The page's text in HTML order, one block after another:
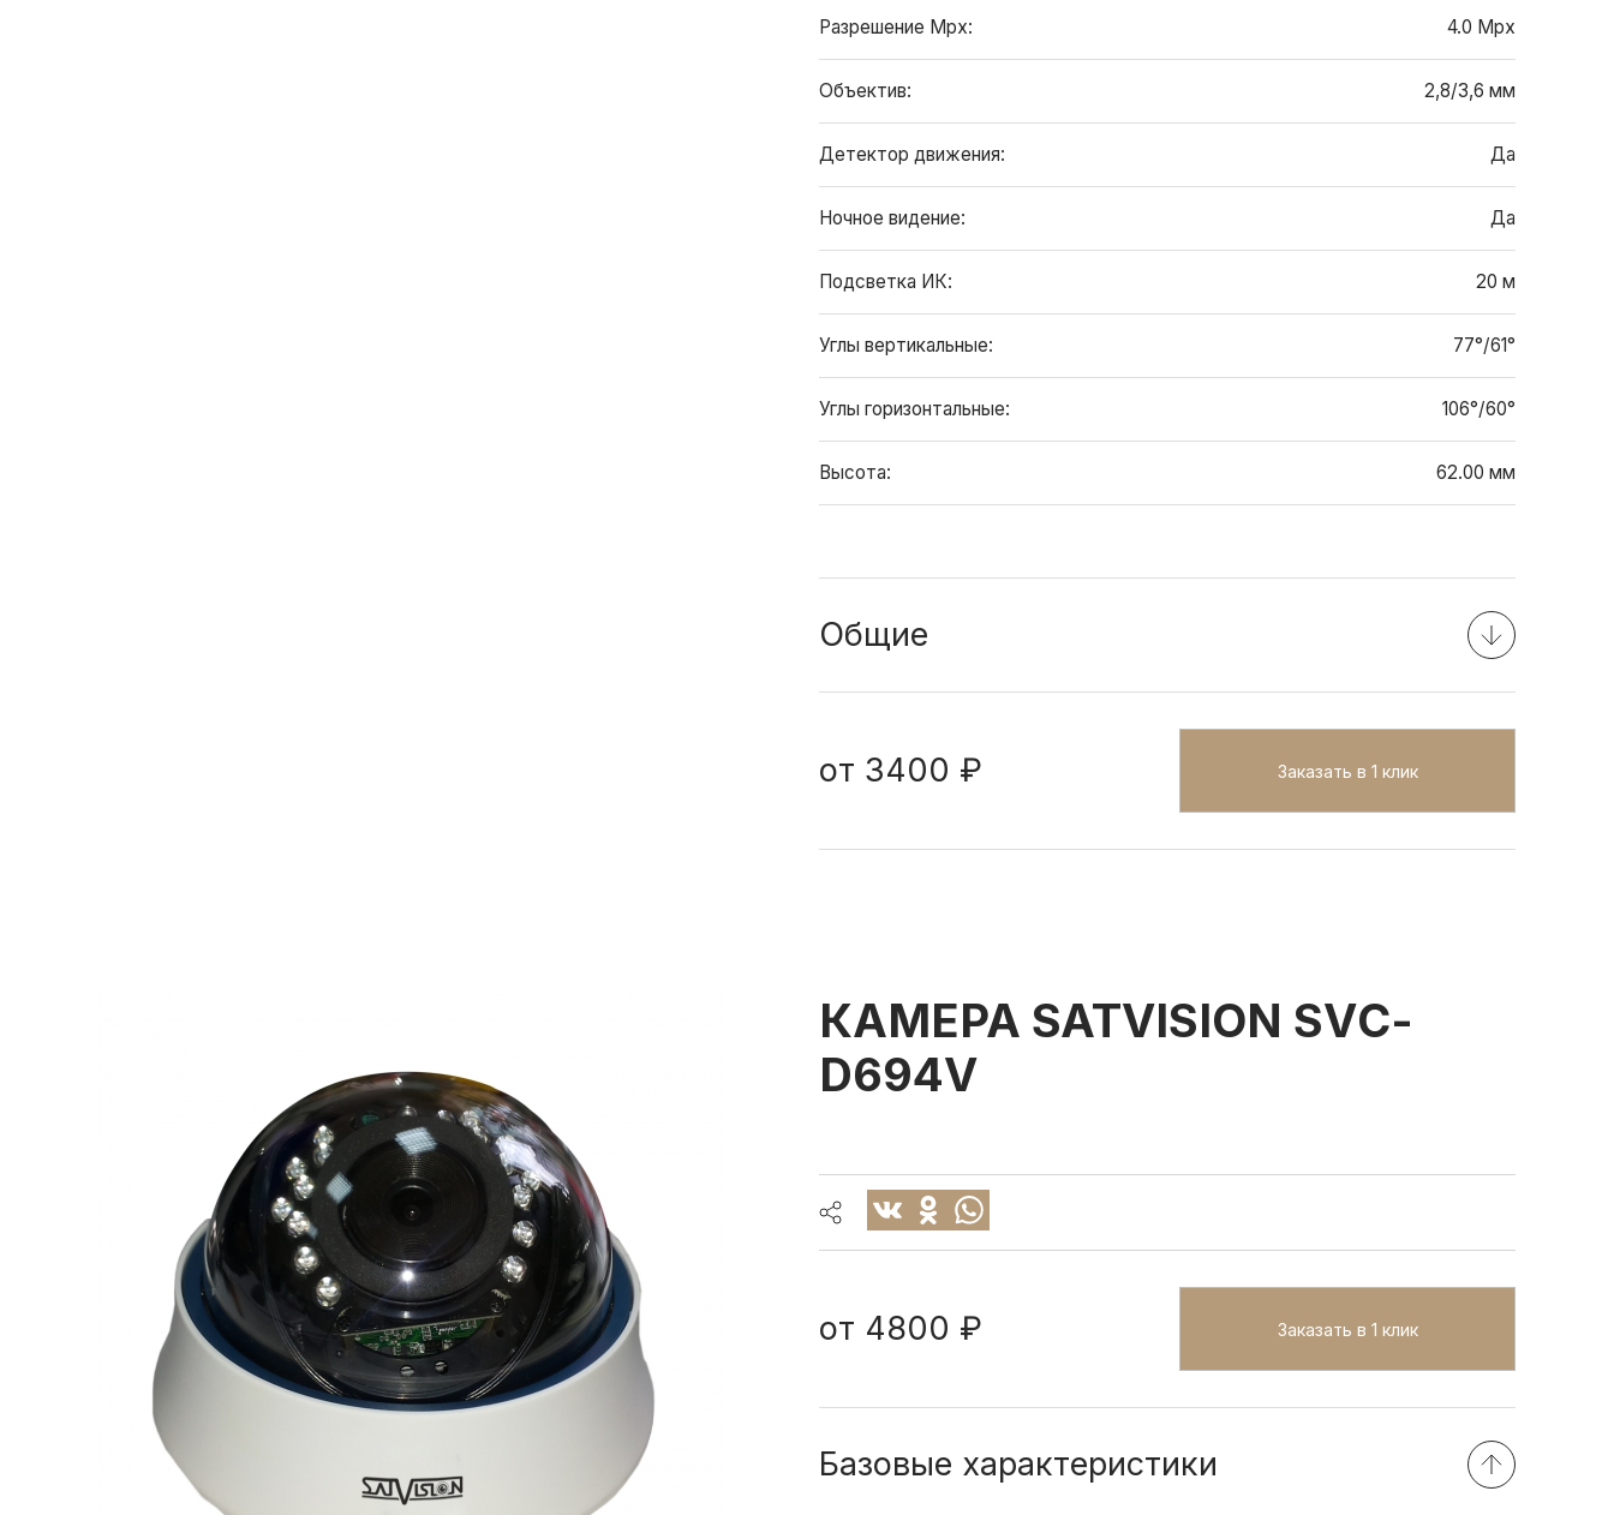
Разрешение Mpx: 4.0 Mpx
Объектив: 2,8/3,6 мм
Детектор движения: Да
Ночное видение: Да
Подсветка ИК: 20 м
Углы вертикальные: 77°/61°
Углы горизонтальные: 106°/60°
Высота: 62.00 мм
Общие
от 3400 ₽ Заказать в 1 клик
КАМЕРА SATVISION SVС-
D694V
от 4800 ₽ Заказать в 1 клик
Базовые характеристики